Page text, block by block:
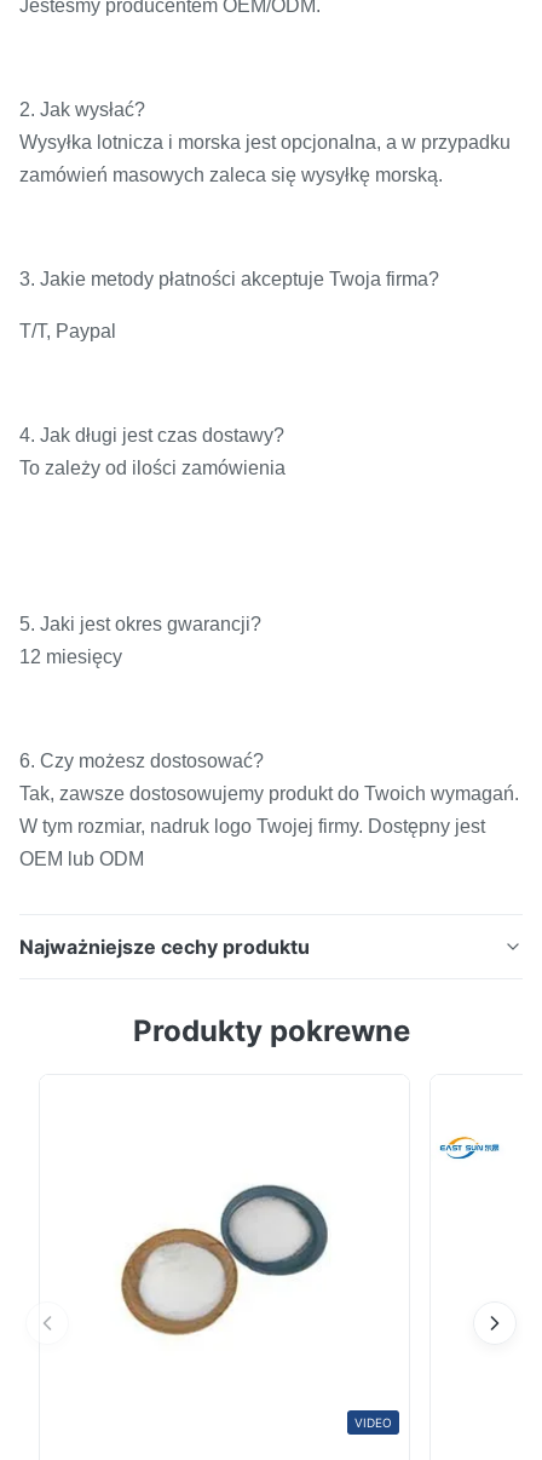
Jesteśmy producentem OEM/ODM.
2. Jak wysłać?
Wysyłka lotnicza i morska jest opcjonalna, a w przypadku
zamówień masowych zaleca się wysyłkę morską.
3. Jakie metody płatności akceptuje Twoja firma?
T/T, Paypal
4. Jak długi jest czas dostawy?
To zależy od ilości zamówienia
5. Jaki jest okres gwarancji?
12 miesięcy
6. Czy możesz dostosować?
Tak, zawsze dostosowujemy produkt do Twoich wymagań.
W tym rozmiar, nadruk logo Twojej firmy. Dostępny jest
OEM lub ODM
Najważniejsze cechy produktu
Doskonała przyczepność do rozciągliwych tkanin
wzmocniona papierem rozdzielającym i może być
wielokrotnie podgrzewana i ...
Produkty pokrewne
VIDEO